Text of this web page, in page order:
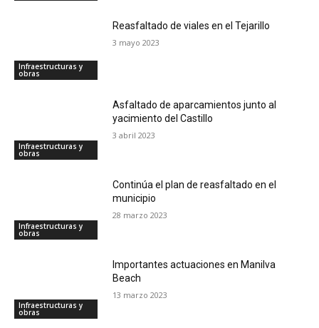
Infraestructuras y
obras
Reasfaltado de viales en el Tejarillo
3 mayo 2023
Infraestructuras y
obras
Asfaltado de aparcamientos junto al
yacimiento del Castillo
3 abril 2023
Infraestructuras y
obras
Continúa el plan de reasfaltado en el
municipio
28 marzo 2023
Infraestructuras y
obras
Importantes actuaciones en Manilva
Beach
13 marzo 2023